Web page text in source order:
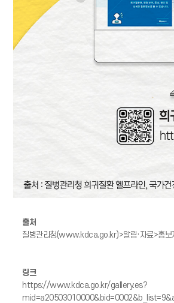
출처
질병관리청(www.kdca.go.kr)>알림·자료>홍보
링크
https://www.kdca.go.kr/gallery.es?